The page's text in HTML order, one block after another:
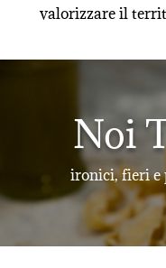
valorizzare il
Noi
ironici, fieri e